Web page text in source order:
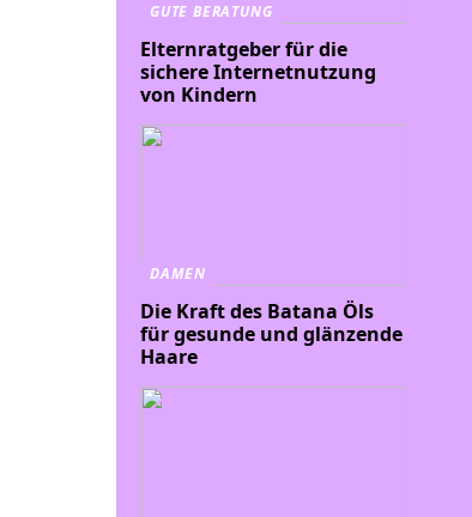
GUTE BERATUNG
Elternratgeber für die
sichere Internetnutzung
von Kindern
DAMEN
Die Kraft des Batana Öls
für gesunde und glänzende
Haare